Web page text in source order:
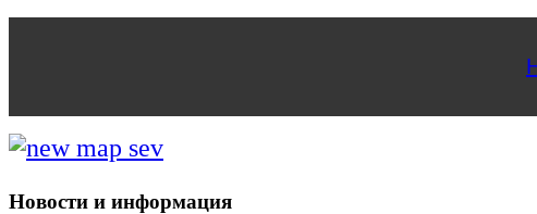
Новости и информация